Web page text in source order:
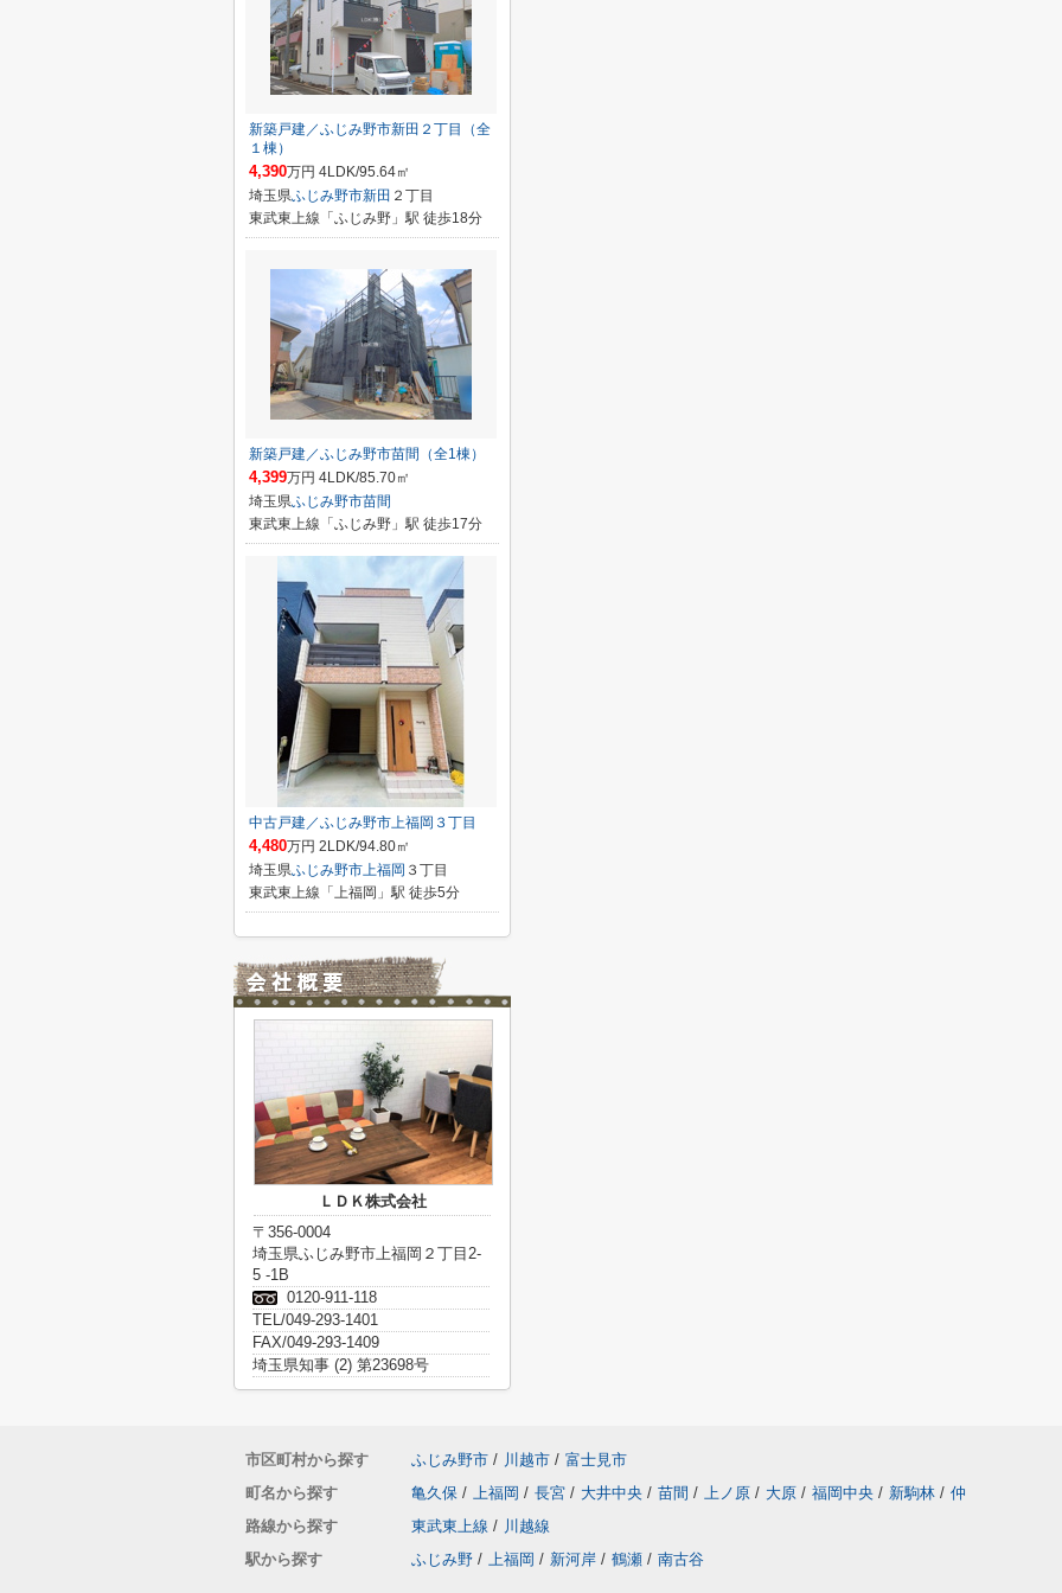
新築戸建／ふじみ野市新田２丁目（全
１棟）
4,390万円 4LDK/95.64㎡
埼玉県ふじみ野市新田 ２丁目
東武東上線「ふじみ野」駅 徒歩18分
新築戸建／ふじみ野市苗間（全1棟）
4,399万円 4LDK/85.70㎡
埼玉県ふじみ野市苗間
東武東上線「ふじみ野」駅 徒歩17分
中古戸建／ふじみ野市上福岡３丁目
4,480万円 2LDK/94.80㎡
埼玉県ふじみ野市上福岡 ３丁目
東武東上線「上福岡」駅 徒歩5分
ＬＤＫ株式会社
〒356-0004
埼玉県ふじみ野市上福岡２丁目2-
5 -1B
0120-911-118
TEL/049-293-1401
FAX/049-293-1409
埼玉県知事 (2) 第23698号
市区町村から探す ふじみ野市 / 川越市 / 富士見市
町名から探す
亀久保 / 上福岡 / 長宮 / 大井中央 / 苗間 / 上ノ原 / 大原 / 福岡中央 / 新駒林 / 仲
路線から探す
東武東上線 / 川越線
駅から探す
ふじみ野 / 上福岡 / 新河岸 / 鶴瀬 / 南古谷